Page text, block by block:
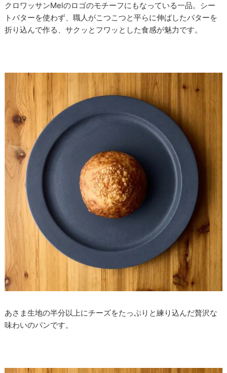
クロワッサンMelのロゴのモチーフにもなっている一品。シー
トバターを使わず、職人がこつこつと平らに伸ばしたバターを
折り込んで作る、サクッとフワッとした食感が魅力です。
あさま生地の半分以上にチーズをたっぷりと練り込んだ贅沢な
味わいのパンです。